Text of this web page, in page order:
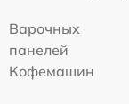
Варочных
панелей
Кофемашин